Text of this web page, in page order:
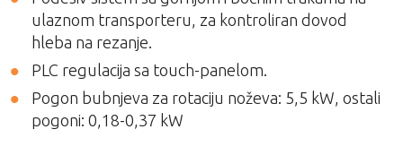
ulaznom transporteru, za kontroliran dovod
hleba na rezanje.
PLC regulacija sa touch-panelom.
Pogon bubnjeva za rotaciju noževa: 5,5 kW, ostali
pogoni: 0,18-0,37 kW